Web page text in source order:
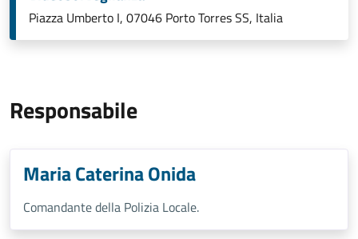
Piazza Umberto I, 07046 Porto Torres SS, Italia
Responsabile
Maria Caterina Onida
Comandante della Polizia Locale.